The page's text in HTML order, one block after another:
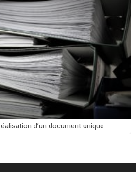
d’un document unique